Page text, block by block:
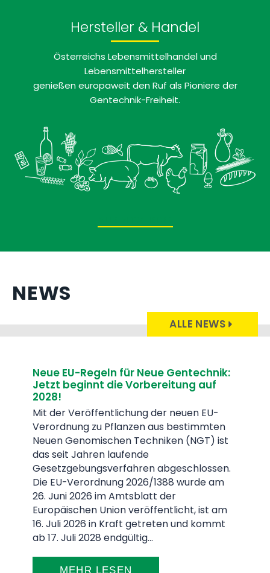
Hersteller & Handel
Österreichs Lebensmittelhandel und
Lebensmittelhersteller
genießen europaweit den Ruf als Pioniere der
Gentechnik-Freiheit.
NEWS
ALLE NEWS
Rechtsstellungnahme: „Ohne
Gentechnik hergestellt“ entspricht
Mit der ab 27. Sept. 2026 in Kraft
„EmpCo-Richtlinie“ zur Regelung der
Qualitätsanforderungen an
umweltbezogene Gütesiegel will die EU
„Greenwashing“ und die Irreführung von
Konsument:innen mit falschen
Umweltaussagen verhindern. Eine
Rechtsstellungnahme bestätigt: Das
Qualitätszeichen „Ohne Gentechnik
hergestellt“ entspricht den EmpCo-
ist die…